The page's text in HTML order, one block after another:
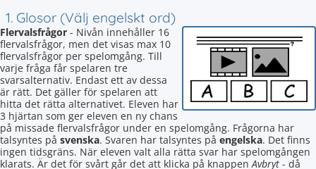
1. Glosor (Välj engelskt ord)
Flervalsfrågor - Nivån innehåller 16
flervalsfrågor, men det visas max 10
flervalsfrågor per spelomgång. Till
varje fråga får spelaren tre
svarsalternativ. Endast ett av dessa
är rätt. Det gäller för spelaren att
hitta det rätta alternativet. Eleven har
3 hjärtan som ger eleven en ny chans
på missade flervalsfrågor under en spelomgång. Frågorna har
talsyntes på svenska. Svaren har talsyntes på engelska. Det finns
ingen tidsgräns. När eleven valt alla rätta svar har spelomgången
klarats. Är det för svårt går det att klicka på knappenAvbryt - då